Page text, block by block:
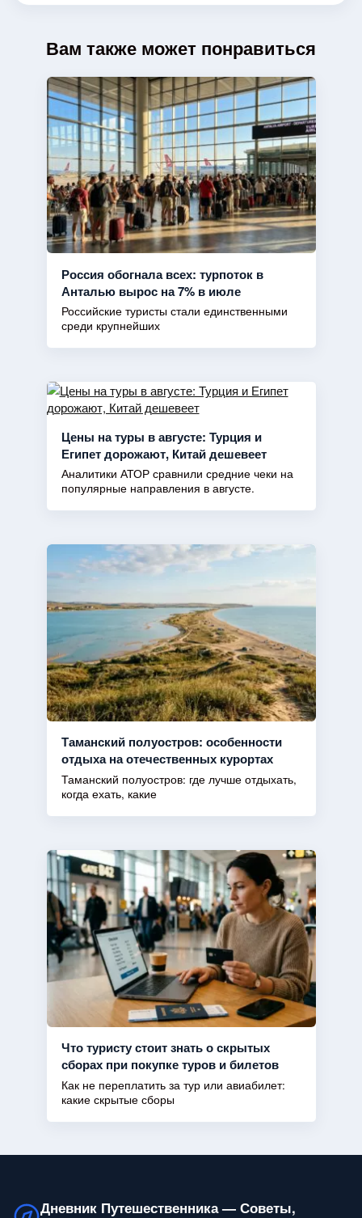
Вам также может понравиться
Россия обогнала всех: турпоток в
Анталью вырос на 7% в июле
Российские туристы стали единственными
среди крупнейших
Цены на туры в августе: Турция и
Египет дорожают, Китай дешевеет
Аналитики АТОР сравнили средние чеки на
популярные направления в августе.
Таманский полуостров: особенности
отдыха на отечественных курортах
Таманский полуостров: где лучше отдыхать,
когда ехать, какие
Что туристу стоит знать о скрытых
сборах при покупке туров и билетов
Как не переплатить за тур или авиабилет:
какие скрытые сборы
Дневник Путешественника — Советы,